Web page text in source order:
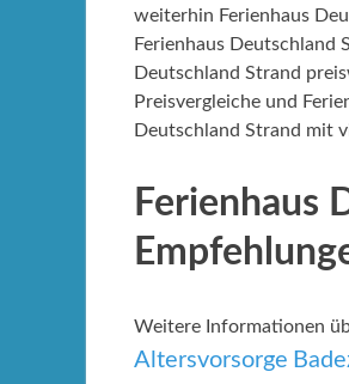
weiterhin Ferienhaus
Ferienhaus Deutschland
Deutschland Strand
Preisvergleiche und
Deutschland Strand mit
Ferienhaus
Weitere Informationen
Altersvorsorge